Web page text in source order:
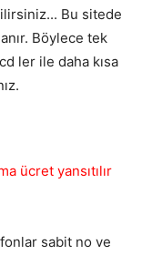
Bu sitede
Böylece tek
ler ile daha kısa
ücret yansıtılır
sabit no ve